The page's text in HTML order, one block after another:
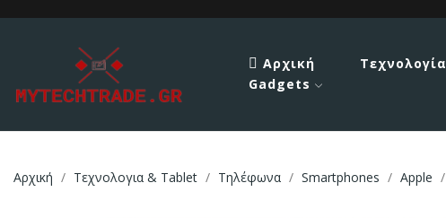
Αρχική Τεχνολογία
Gadgets
Αρχική Τεχνολογια & Tablet Τηλέφωνα Smartphones Apple